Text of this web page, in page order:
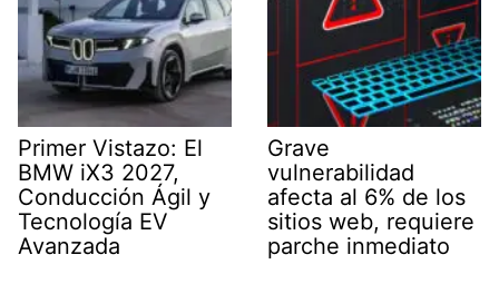
Primer Vistazo: El
BMW iX3 2027,
Conducción Ágil y
Tecnología EV
Avanzada
Grave
vulnerabilidad
afecta al 6% de los
sitios web, requiere
parche inmediato